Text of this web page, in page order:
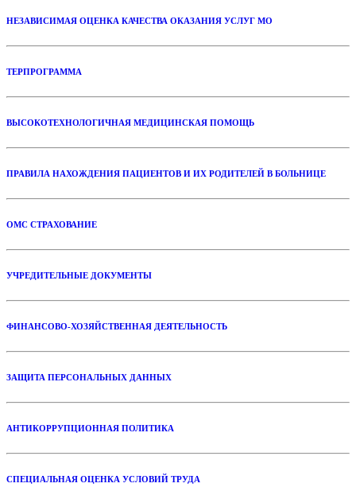
НЕЗАВИСИМАЯ ОЦЕНКА КАЧЕСТВА ОКАЗАНИЯ УСЛУГ МО
ТЕРПРОГРАММА
ВЫСОКОТЕХНОЛОГИЧНАЯ МЕДИЦИНСКАЯ ПОМОЩЬ
ПРАВИЛА НАХОЖДЕНИЯ ПАЦИЕНТОВ И ИХ РОДИТЕЛЕЙ В БОЛЬНИЦЕ
ОМС СТРАХОВАНИЕ
УЧРЕДИТЕЛЬНЫЕ ДОКУМЕНТЫ
ФИНАНСОВО-ХОЗЯЙСТВЕННАЯ ДЕЯТЕЛЬНОСТЬ
ЗАЩИТА ПЕРСОНАЛЬНЫХ ДАННЫХ
АНТИКОРРУПЦИОННАЯ ПОЛИТИКА
СПЕЦИАЛЬНАЯ ОЦЕНКА УСЛОВИЙ ТРУДА